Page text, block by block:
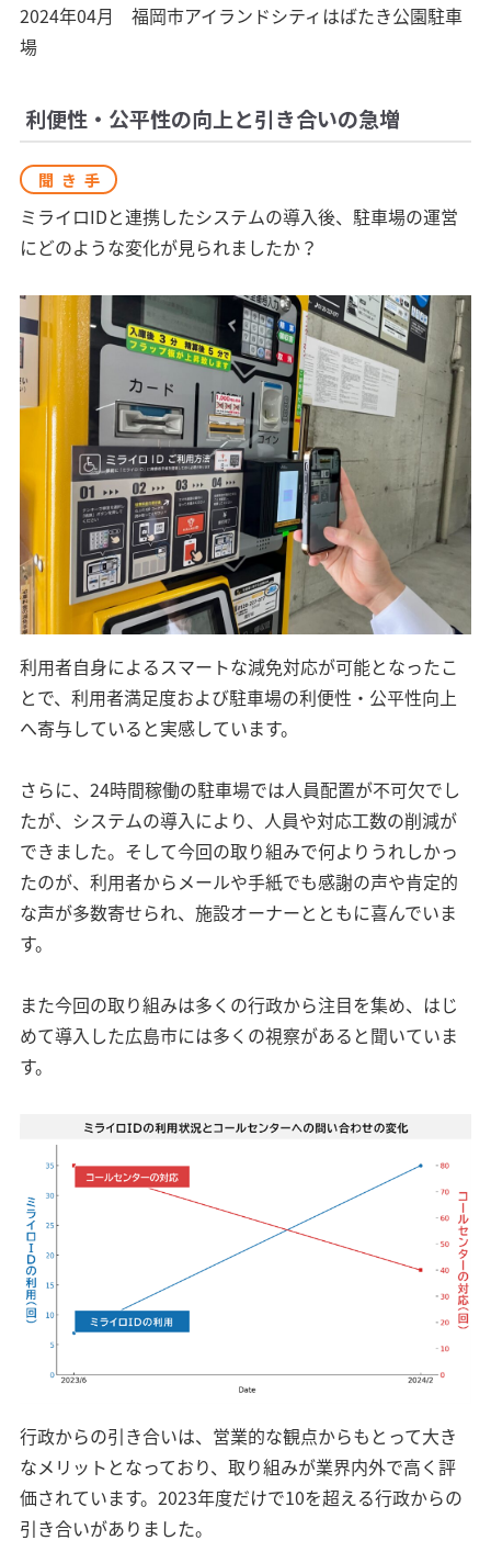
2024年04月 福岡市アイランドシティはばたき公園駐車
場
利便性・公平性の向上と引き合いの急増
聞き手
ミライロIDと連携したシステムの導入後、駐車場の運営
にどのような変化が見られましたか？
利用者自身によるスマートな減免対応が可能となったこ
とで、利用者満足度および駐車場の利便性・公平性向上
へ寄与していると実感しています。
さらに、24時間稼働の駐車場では人員配置が不可欠でし
たが、システムの導入により、人員や対応工数の削減が
できました。そして今回の取り組みで何よりうれしかっ
たのが、利用者からメールや手紙でも感謝の声や肯定的
な声が多数寄せられ、施設オーナーとともに喜んでいま
す。
また今回の取り組みは多くの行政から注目を集め、はじ
めて導入した広島市には多くの視察があると聞いていま
す。
行政からの引き合いは、営業的な観点からもとって大き
なメリットとなっており、取り組みが業界内外で高く評
価されています。2023年度だけで10を超える行政からの
引き合いがありました。